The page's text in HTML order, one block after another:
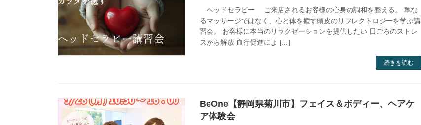
ヘッドセラピー ご来店されるお客様の心身の調和を整える。 単な
るマッサージではなく、心と体を癒す頭皮のリフレクトロジーを学ぶ講
習会。 お客様に本当のリラクゼーションを提供したい 日ごろのストレ
スから解放 血行促進によ […]
続きを読む
BeOne【静岡県菊川市】フェイス＆ボディー、ヘアケ
ア体験会